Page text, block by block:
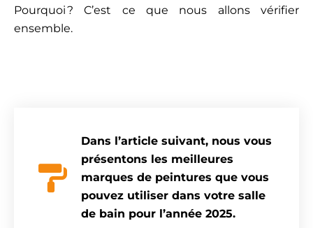
Pourquoi ? C’est ce que nous allons vérifier
ensemble.
Dans l’article suivant, nous vous
présentons les meilleures
marques de peintures que vous
pouvez utiliser dans votre salle
de bain pour l’année 2025.